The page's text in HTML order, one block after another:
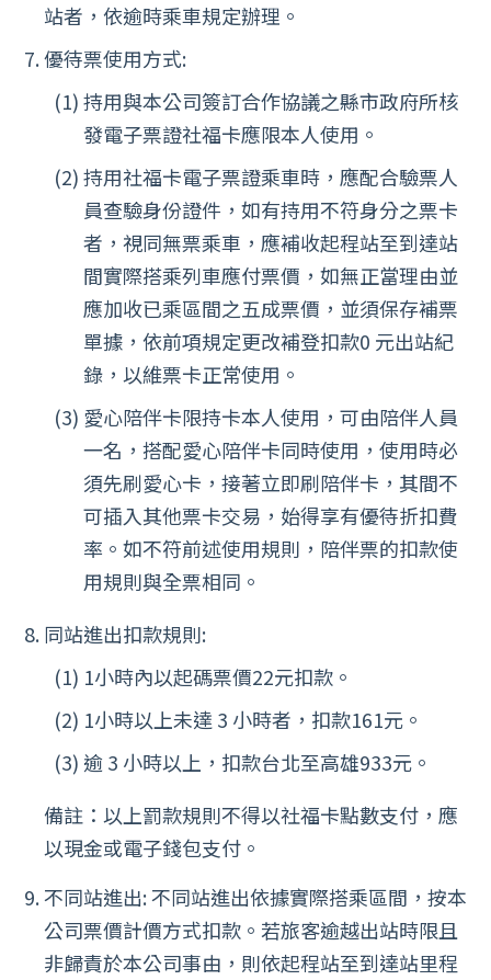
站者，依逾時乘車規定辦理。
優待票使用方式:
持用與本公司簽訂合作協議之縣市政府所核
發電子票證社福卡應限本人使用。
持用社福卡電子票證乘車時，應配合驗票人
員查驗身份證件，如有持用不符身分之票卡
者，視同無票乘車，應補收起程站至到達站
間實際搭乘列車應付票價，如無正當理由並
應加收已乘區間之五成票價，並須保存補票
單據，依前項規定更改補登扣款0 元出站紀
錄，以維票卡正常使用。
愛心陪伴卡限持卡本人使用，可由陪伴人員
一名，搭配愛心陪伴卡同時使用，使用時必
須先刷愛心卡，接著立即刷陪伴卡，其間不
可插入其他票卡交易，始得享有優待折扣費
率。如不符前述使用規則，陪伴票的扣款使
用規則與全票相同。
同站進出扣款規則:
1小時內以起碼票價22元扣款。
1小時以上未達 3 小時者，扣款161元。
逾 3 小時以上，扣款台北至高雄933元。
備註：以上罰款規則不得以社福卡點數支付，應
以現金或電子錢包支付。
不同站進出: 不同站進出依據實際搭乘區間，按本
公司票價計價方式扣款。若旅客逾越出站時限且
非歸責於本公司事由，則依起程站至到達站里程